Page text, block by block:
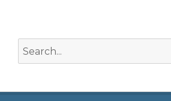
for: